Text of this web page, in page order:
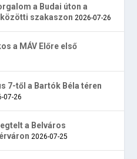
a Budai úton a
szakaszon 2026-07-26
a MÁV Előre első
7-től a Bartók Béla téren
07-26
a Belváros
2026-07-25